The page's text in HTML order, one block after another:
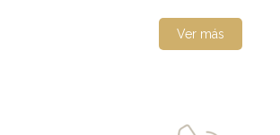
Ver más